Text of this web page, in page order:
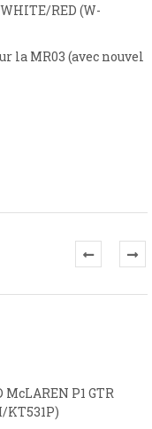
RED (W-
la MR03 (avec nouvel
P1 GTR
KT531P)